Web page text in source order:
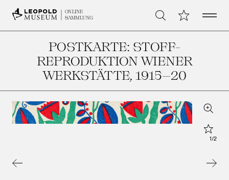
ONLINE
SAMMLUNG
Suche Meine Open
POSTKARTE: STOFF-
REPRODUKTION WIENER
WERKSTÄTTE, 1915–20
Zoom
Star
1/2